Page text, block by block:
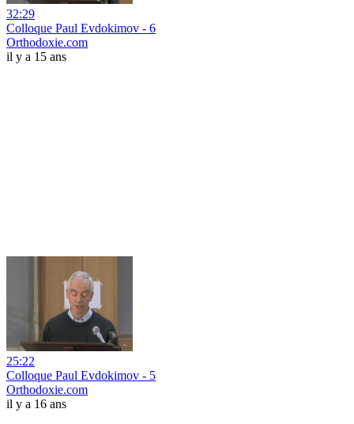
32:29
Colloque Paul Evdokimov - 6
Orthodoxie.com
il y a 15 ans
25:22
Colloque Paul Evdokimov - 5
Orthodoxie.com
il y a 16 ans